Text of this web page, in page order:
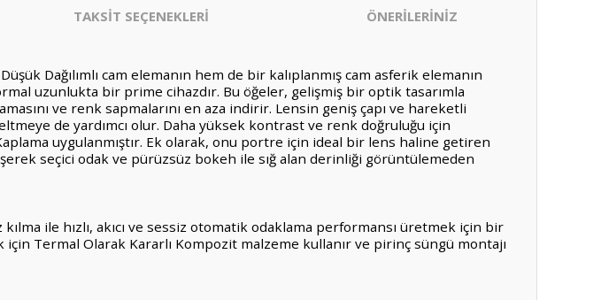
TAKSİT SEÇENEKLERİ ÖNERİLERİNİZ
Dağılımlı cam elemanın hem de bir kalıplanmış cam asferik elemanın
uzunlukta bir prime cihazdır. Bu öğeler, gelişmiş bir optik tasarımla
ve renk sapmalarını en aza indirir. Lensin geniş çapı ve hareketli
de yardımcı olur. Daha yüksek kontrast ve renk doğruluğu için
uygulanmıştır. Ek olarak, onu portre için ideal bir lens haline getiren
seçici odak ve pürüzsüz bokeh ile sığ alan derinliği görüntülemeden
ile hızlı, akıcı ve sessiz otomatik odaklama performansı üretmek için bir
Termal Olarak Kararlı Kompozit malzeme kullanır ve pirinç süngü montajı